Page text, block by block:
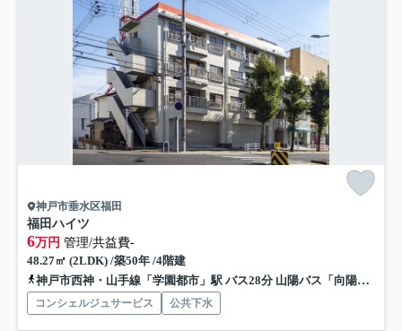
神戸市垂水区福田
福田ハイツ
6万円 管理/共益費-
48.27㎡ (2LDK) /築50年 /4階建
神戸市西神・山手線「学園都市」駅 バス28分 山陽バス「向陽2丁目」 停歩2分
コンシェルジュサービス 公共下水